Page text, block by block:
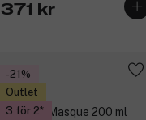
371 kr
-21%
Outlet
3 för 2